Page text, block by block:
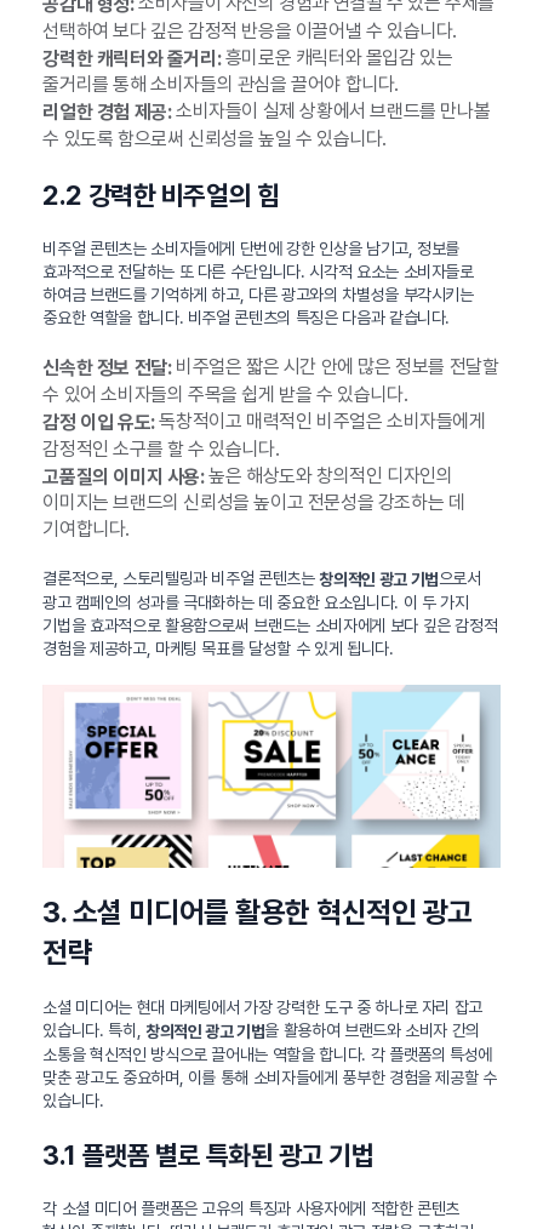
선택하여 보다 깊은 감정적 반응을 이끌어낼 수 있습니다.
강력한 캐릭터와 줄거리:흥미로운 캐릭터와 몰입감 있는
줄거리를 통해 소비자들의 관심을 끌어야 합니다.
리얼한 경험 제공:소비자들이 실제 상황에서 브랜드를 만나볼
수 있도록 함으로써 신뢰성을 높일 수 있습니다.
2.2 강력한 비주얼의 힘
비주얼 콘텐츠는 소비자들에게 단번에 강한 인상을 남기고, 정보를
효과적으로 전달하는 또 다른 수단입니다. 시각적 요소는 소비자들로
하여금 브랜드를 기억하게 하고, 다른 광고와의 차별성을 부각시키는
중요한 역할을 합니다. 비주얼 콘텐츠의 특징은 다음과 같습니다.
신속한 정보 전달:비주얼은 짧은 시간 안에 많은 정보를 전달할
수 있어 소비자들의 주목을 쉽게 받을 수 있습니다.
감정 이입 유도:독창적이고 매력적인 비주얼은 소비자들에게
감정적인 소구를 할 수 있습니다.
고품질의 이미지 사용:높은 해상도와 창의적인 디자인의
이미지는 브랜드의 신뢰성을 높이고 전문성을 강조하는 데
기여합니다.
결론적으로, 스토리텔링과 비주얼 콘텐츠는창의적인 광고 기법으로서
광고 캠페인의 성과를 극대화하는 데 중요한 요소입니다. 이 두 가지
기법을 효과적으로 활용함으로써 브랜드는 소비자에게 보다 깊은 감정적
경험을 제공하고, 마케팅 목표를 달성할 수 있게 됩니다.
3. 소셜 미디어를 활용한 혁신적인 광고
전략
소셜 미디어는 현대 마케팅에서 가장 강력한 도구 중 하나로 자리 잡고
있습니다. 특히, 창의적인 광고 기법을 활용하여 브랜드와 소비자 간의
소통을 혁신적인 방식으로 끌어내는 역할을 합니다. 각 플랫폼의 특성에
맞춘 광고도 중요하며, 이를 통해 소비자들에게 풍부한 경험을 제공할 수
있습니다.
3.1 플랫폼 별로 특화된 광고 기법
각 소셜 미디어 플랫폼은 고유의 특징과 사용자에게 적합한 콘텐츠